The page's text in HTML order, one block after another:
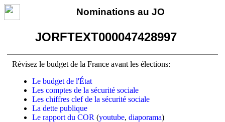
Nominations au JO
JORFTEXT000047428997
Révisez le budget de la France avant les élections:
Le budget de l'État
Les comptes de la sécurité sociale
Les chiffres clef de la sécurité sociale
La dette publique
Le rapport du COR (youtube, diaporama)